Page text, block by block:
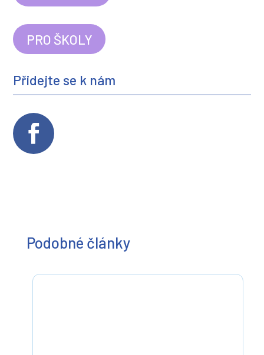
PRO ŠKOLY
Přidejte se k nám
Podobné články